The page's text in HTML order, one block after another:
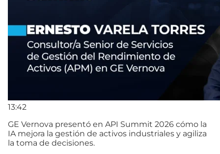
13:42
GE Vernova presentó en API Summit 2026 cómo la
IA mejora la gestión de activos industriales y agiliza
la toma de decisiones.